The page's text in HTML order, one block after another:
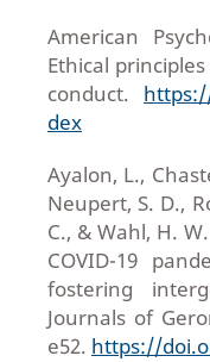
American
Ethical
conduct.
dex
Ayalon, L.,
Neupert, S. D.,
C., & Wahl, H.
COVID-19
fostering
Journals of
e52. https://